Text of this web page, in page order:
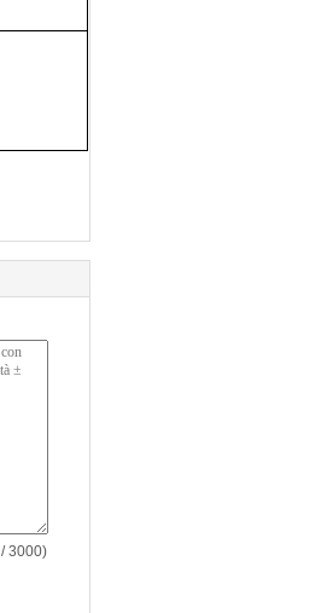
/ 3000)